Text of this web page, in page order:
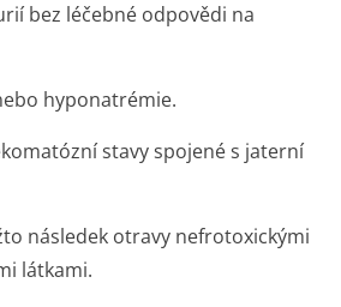
bez léčebné odpovědi na
hyponatrémie.
stavy spojené s jaterní
následek otravy nefrotoxickými
látkami.